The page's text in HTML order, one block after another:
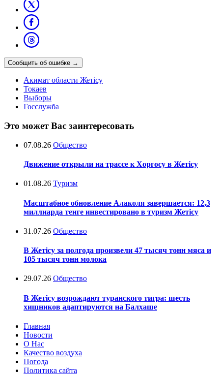
Сообщить об ошибке →
Акимат области Жетісу
Токаев
Выборы
Госслужба
Это может Вас заинтересовать
07.08.26 Общество
Движение открыли на трассе к Хоргосу в Жетісу
01.08.26 Туризм
Масштабное обновление Алаколя завершается: 12,3
миллиарда тенге инвестировано в туризм Жетісу
31.07.26 Общество
В Жетісу за полгода произвели 47 тысяч тонн мяса и
105 тысяч тонн молока
29.07.26 Общество
В Жетісу возрождают туранского тигра: шесть
хищников адаптируются на Балхаше
Главная
Новости
О Нас
Качество воздуха
Погода
Политика сайта